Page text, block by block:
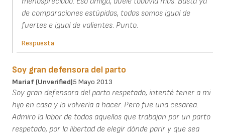
de comparaciones estúpidas, todas somos igual de
fuertes e igual de valientes. Punto.
Respuesta
Soy gran defensora del parto
Mariaf (unverified)5 Mayo 2013
Soy gran defensora del parto respetado, intenté tener a mi
hijo en casa y lo volvería a hacer. Pero fue una cesarea.
Admiro la labor de todos aquellos que trabajan por un parto
respetado, por la libertad de elegir dónde parir y que sea